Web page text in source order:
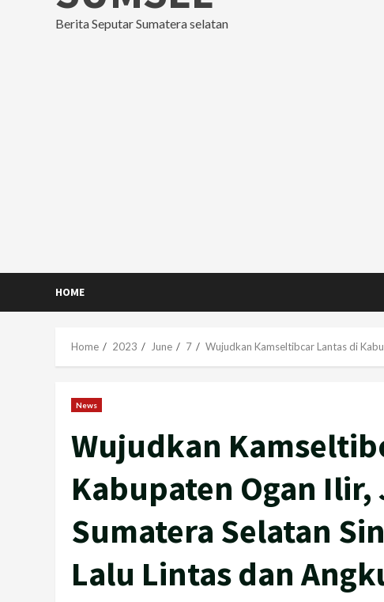
Berita Seputar Sumatera selatan
HOME
Home 2023 June 7 Wujudkan Kamseltibcar Lantas di
News
Wujudkan
Kabupaten Ogan Ilir,
Sumatera Selatan
Lalu Lintas dan